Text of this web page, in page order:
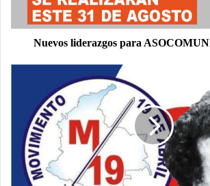
Nuevos liderazgos para